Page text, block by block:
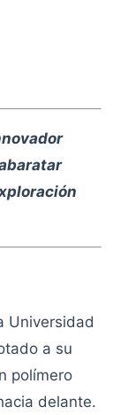
Universidad
a su
polímero
delante.